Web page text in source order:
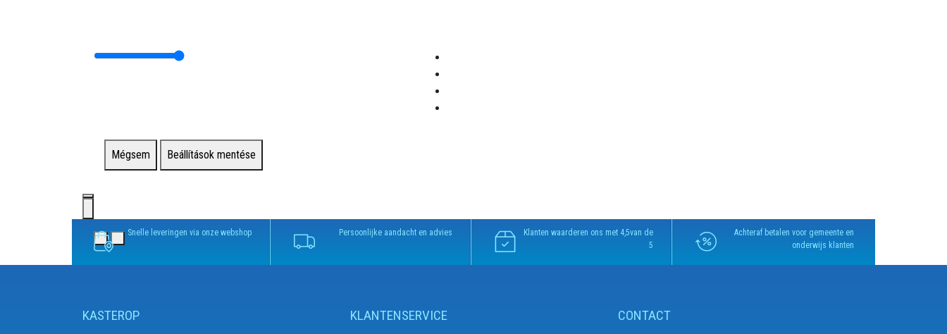
Mégsem Beállítások mentése
Snelle leveringen via onze webshop Persoonlijke aandacht en advies
Klanten waarderen ons met 4,5van de
5
Achteraf betalen voor gemeente en
onderwijs klanten
KASTEROP KLANTENSERVICE CONTACT